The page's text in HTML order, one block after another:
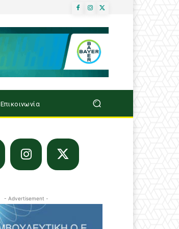
Επικοινωνία
- Advertisement -